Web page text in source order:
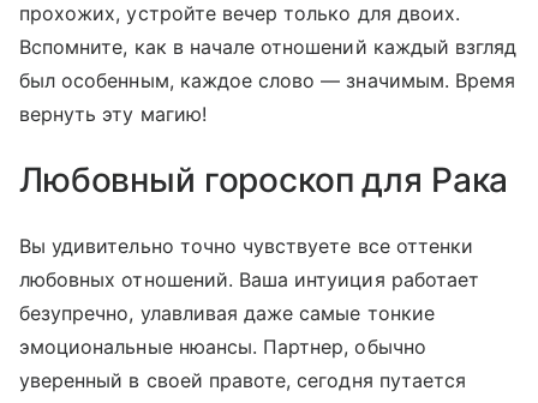
прохожих, устройте вечер только для двоих.
Вспомните, как в начале отношений каждый взгляд
был особенным, каждое слово — значимым. Время
вернуть эту магию!
Любовный гороскоп для Рака
Вы удивительно точно чувствуете все оттенки
любовных отношений. Ваша интуиция работает
безупречно, улавливая даже самые тонкие
эмоциональные нюансы. Партнер, обычно
уверенный в своей правоте, сегодня путается